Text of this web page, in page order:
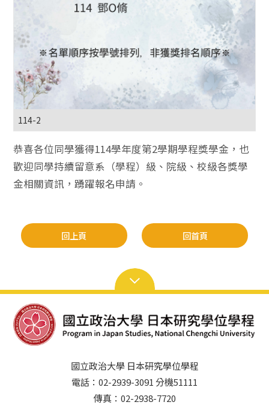
114-2
恭喜各位同學獲得114學年度第2學期學程獎學金，也
歡迎同學持續留意系（學程）級、院級、校級各獎學
金相關資訊，踴躍報名申請。
回上頁 回首頁
國立政治大學 日本研究學位學程
電話：02-2939-3091 分機51111
傳真：02-2938-7720